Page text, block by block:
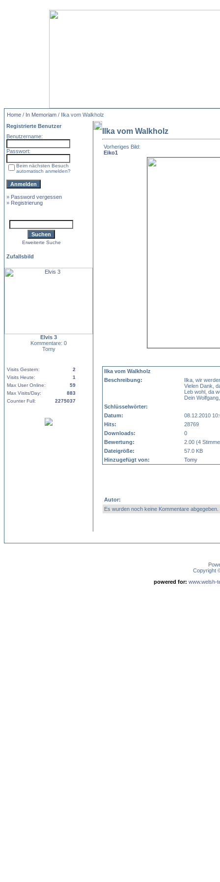
Home / In Memoriam / Ilka vom Walkholz
Registrierte Benutzer
Benutzername:
Passwort:
Beim nächsten Besuch
automatisch anmelden?
» Password vergessen
» Registrierung
Erweiterte Suche
Zufallsbild
Elvis 3
Kommentare: 0
Tomy
Visits Gestern:
2
Visits Heute:
1
Max User Online:
59
Max Visits/Day:
883
Counter Full:
2275037
Ilka vom Walkholz
Vorheriges Bild:
Eiko1
Ilka vom Walkholz
Beschreibung:
Ilka, wir
Vielen Dank,
Leb wohl, da
Dein
Schlüsselwörter:
Datum:
08.12.2010
Hits:
28769
Downloads:
0
Bewertung:
2.00 (4
Dateigröße:
57.0 KB
Hinzugefügt von:
Tomy
Autor:
Es wurden noch keine Kommentare abgegeben.
Copyright
powered for: www.welsh-